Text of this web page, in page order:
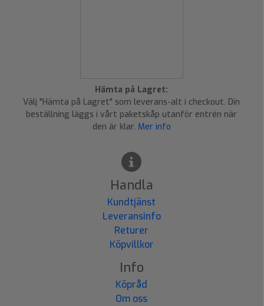
Hämta på Lagret:
Välj "Hämta på Lagret" som leverans-alt i checkout. Din
beställning läggs i vårt paketskåp utanför entrén när
den är klar. Mer info
Handla
Kundtjänst
Leveransinfo
Returer
Köpvillkor
Info
Köpråd
Om oss